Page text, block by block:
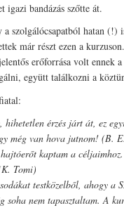
igazi bandázás szőtte át.
szolgálócsapatból hatan (!)
már részt ezen a
erőforrása volt ennek
együtt találkozni a
hihetetlen érzés járt át, ez
még van hova jutnom! (B.
kaptam a
Tomi)
testközelből, ahogy a
soha nem tapasztaltam. A